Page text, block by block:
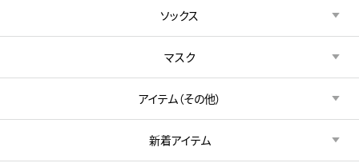
ソックス
マスク
アイテム（その他）
新着アイテム